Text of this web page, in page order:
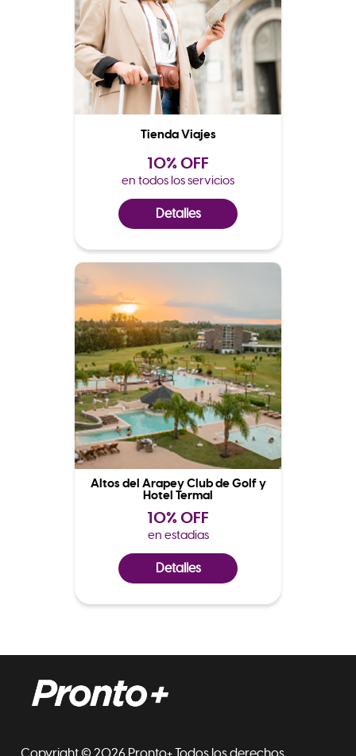
Tienda Viajes
10% OFF
en todos los servicios
Detalles
Altos del Arapey Club de Golf y
Hotel Termal
10% OFF
en estadias
Detalles